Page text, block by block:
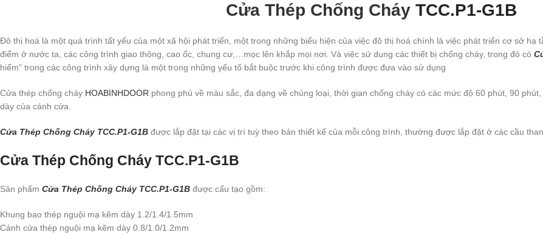
Cửa Thép Chống CháyTCC.P1-G1B
Đô thị hoá là một quá trình tất yếu của một xã hội phát triển, một trong những biểu hiện của việc đô thị hoá chính là việc phát triển cơ sở hạ
điểm ở nước ta, các công trình giao thông, cao ốc, chung cư,…mọc lên khắp mọi nơi. Và việc sử dụng các thiết bị chống cháy, trong đó có
hiểm” trong các công trình xây dựng là một trong những yếu tố bắt buộc trước khi công trình được đưa vào sử dụng
Cửa thép chống cháy HOABINHDOOR phong phú về màu sắc, đa dạng về chủng loại, thời gian chống cháy có các mức độ 60 phút, 90
dày của cánh cửa.
Cửa Thép Chống Cháy TCC.P1-G1B được lắp đặt tại các vị trí tuỳ theo bản thiết kế của mỗi công trình, thường được lắp đặt ở các cầu
Cửa Thép Chống Cháy TCC.P1-G1B
Sản phẩm Cửa Thép Chống Cháy TCC.P1-G1B được cấu tạo gồm:
Khung bao thép nguội mạ kẽm dày 1.2/1.4/1.5mm
Cánh cửa thép nguội mạ kẽm dày 0.8/1.0/1.2mm